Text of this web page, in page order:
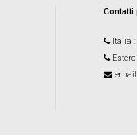
Italia
Estero
email